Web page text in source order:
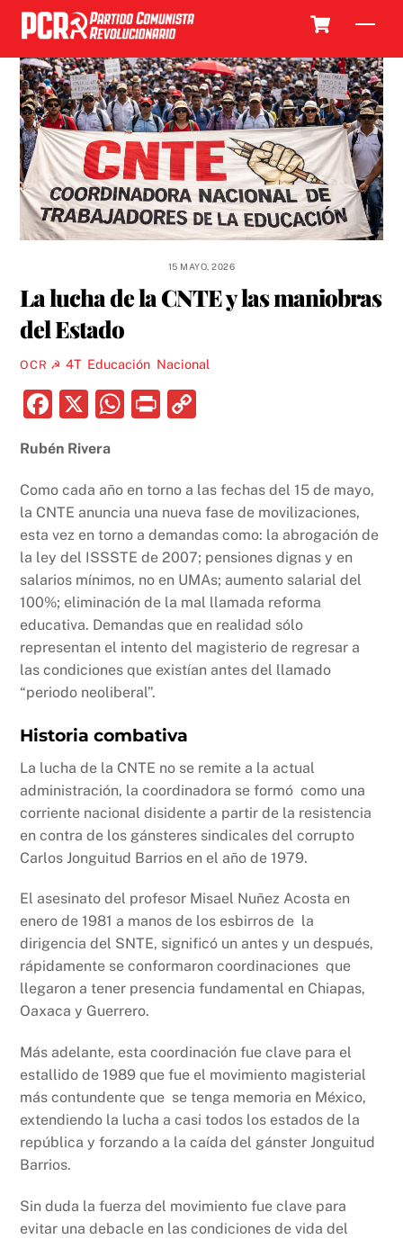
Skip
content
15 MAYO, 2026
La lucha de la CNTE y las maniobras
del Estado
OCR ☭ 4T, Educación, Nacional
F
c
e
b
o
o
k
X
W
s
A
p
p
P
y
Li
n
k
Rubén Rivera
Como cada año en torno a las fechas del 15 de mayo,
la CNTE anuncia una nueva fase de movilizaciones,
esta vez en torno a demandas como: la abrogación de
la ley del ISSSTE de 2007; pensiones dignas y en
salarios mínimos, no en UMAs; aumento salarial del
100%; eliminación de la mal llamada reforma
educativa. Demandas que en realidad sólo
representan el intento del magisterio de regresar a
las condiciones que existían antes del llamado
“periodo neoliberal”.
Historia combativa
La lucha de la CNTE no se remite a la actual
administración, la coordinadora se formó como una
corriente nacional disidente a partir de la resistencia
en contra de los gánsteres sindicales del corrupto
Carlos Jonguitud Barrios en el año de 1979.
El asesinato del profesor Misael Nuñez Acosta en
enero de 1981 a manos de los esbirros de la
dirigencia del SNTE, significó un antes y un después,
rápidamente se conformaron coordinaciones que
llegaron a tener presencia fundamental en Chiapas,
Oaxaca y Guerrero.
Más adelante, esta coordinación fue clave para el
estallido de 1989 que fue el movimiento magisterial
más contundente que se tenga memoria en México,
extendiendo la lucha a casi todos los estados de la
república y forzando a la caída del gánster Jonguitud
Barrios.
Sin duda la fuerza del movimiento fue clave para
evitar una debacle en las condiciones de vida del